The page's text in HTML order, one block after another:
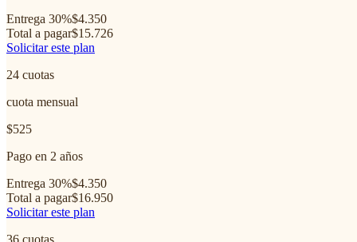
Entrega 30%$4.350
Total a pagar$15.726
Solicitar este plan
24 cuotas
cuota mensual
$525
Pago en 2 años
Entrega 30%$4.350
Total a pagar$16.950
Solicitar este plan